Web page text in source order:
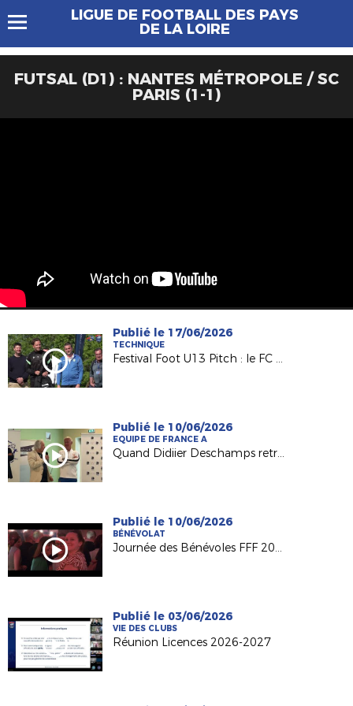
LIGUE DE FOOTBALL DES PAYS
DE LA LOIRE
FUTSAL (D1) : NANTES MÉTROPOLE / SC
PARIS (1-1)
Publié le 17/06/2026
TECHNIQUE
Festival Foot U13 Pitch : le FC Chalonnes Chaudefonds club support à l'organisation
Publié le 10/06/2026
EQUIPE DE FRANCE A
Quand Didiier Deschamps retrouve ses racines nantaises...
Publié le 10/06/2026
BÉNÉVOLAT
Journée des Bénévoles FFF 2026
Publié le 03/06/2026
VIE DES CLUBS
Réunion Licences 2026-2027